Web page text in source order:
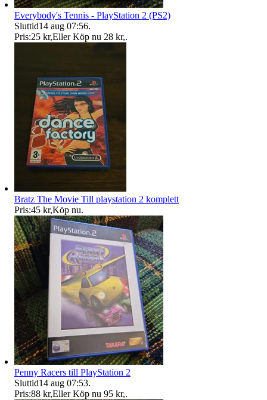
Everybody's Tennis - PlayStation 2 (PS2)
Sluttid14 aug 07:56.
Pris:25 kr,Eller Köp nu 28 kr,.
Bratz The Movie Till playstation 2 komplett
Pris:45 kr,Köp nu.
Penny Racers till PlayStation 2
Sluttid14 aug 07:53.
Pris:88 kr,Eller Köp nu 95 kr,.